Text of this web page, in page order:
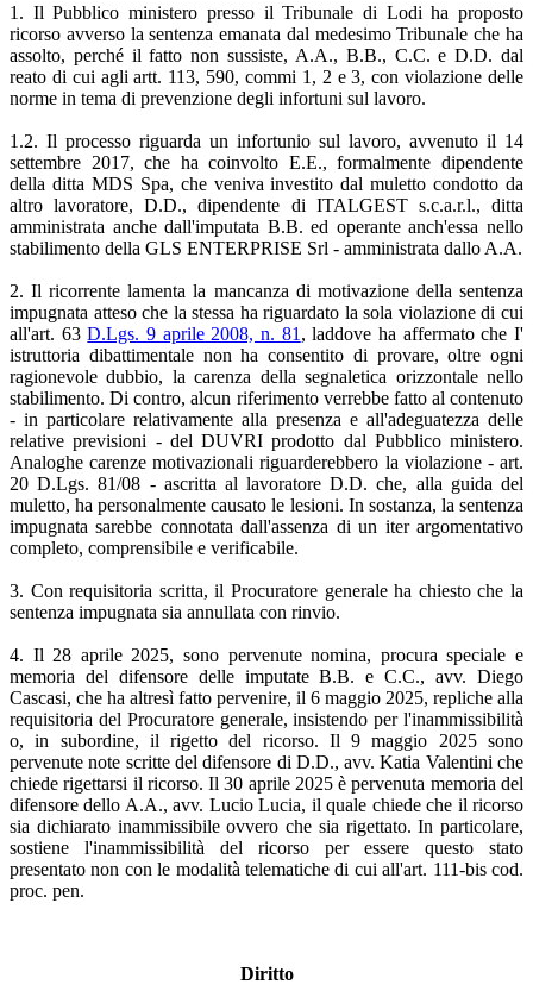
1. Il Pubblico ministero presso il Tribunale di Lodi ha proposto
ricorso avverso la sentenza emanata dal medesimo Tribunale che ha
assolto, perché il fatto non sussiste, A.A., B.B., C.C. e D.D. dal
reato di cui agli artt. 113, 590, commi 1, 2 e 3, con violazione delle
norme in tema di prevenzione degli infortuni sul lavoro.
1.2. Il processo riguarda un infortunio sul lavoro, avvenuto il 14
settembre 2017, che ha coinvolto E.E., formalmente dipendente
della ditta MDS Spa, che veniva investito dal muletto condotto da
altro lavoratore, D.D., dipendente di ITALGEST s.c.a.r.l., ditta
amministrata anche dall'imputata B.B. ed operante anch'essa nello
stabilimento della GLS ENTERPRISE Srl - amministrata dallo A.A.
2. Il ricorrente lamenta la mancanza di motivazione della sentenza
impugnata atteso che la stessa ha riguardato la sola violazione di cui
all'art. 63D.Lgs. 9 aprile 2008, n. 81 , laddove ha affermato che I'
istruttoria dibattimentale non ha consentito di provare, oltre ogni
ragionevole dubbio, la carenza della segnaletica orizzontale nello
stabilimento. Di contro, alcun riferimento verrebbe fatto al contenuto
- in particolare relativamente alla presenza e all'adeguatezza delle
relative previsioni - del DUVRI prodotto dal Pubblico ministero.
Analoghe carenze motivazionali riguarderebbero la violazione - art.
20 D.Lgs. 81/08 - ascritta al lavoratore D.D. che, alla guida del
muletto, ha personalmente causato le lesioni. In sostanza, la sentenza
impugnata sarebbe connotata dall'assenza di un iter argomentativo
completo, comprensibile e verificabile.
3. Con requisitoria scritta, il Procuratore generale ha chiesto che la
sentenza impugnata sia annullata con rinvio.
4. Il 28 aprile 2025, sono pervenute nomina, procura speciale e
memoria del difensore delle imputate B.B. e C.C., avv. Diego
Cascasi, che ha altresì fatto pervenire, il 6 maggio 2025, repliche alla
requisitoria del Procuratore generale, insistendo per l'inammissibilità
o, in subordine, il rigetto del ricorso. Il 9 maggio 2025 sono
pervenute note scritte del difensore di D.D., avv. Katia Valentini che
chiede rigettarsi il ricorso. Il 30 aprile 2025 è pervenuta memoria del
difensore dello A.A., avv. Lucio Lucia, il quale chiede che il ricorso
sia dichiarato inammissibile ovvero che sia rigettato. In particolare,
sostiene l'inammissibilità del ricorso per essere questo stato
presentato non con le modalità telematiche di cui all'art. 111-bis cod.
proc. pen.
Diritto